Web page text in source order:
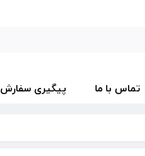
تماس با ما پیگیری سفارش